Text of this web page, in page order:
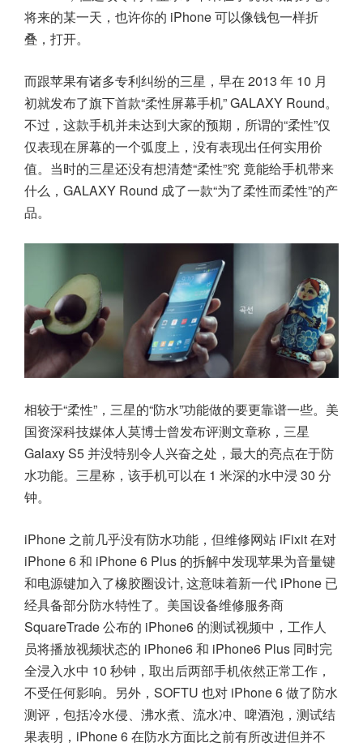
将来的某一天，也许你的 iPhone 可以像钱包一样折
叠，打开。
而跟苹果有诸多专利纠纷的三星，早在 2013 年 10 月
初就发布了旗下首款“柔性屏幕手机” GALAXY Round。
不过，这款手机并未达到大家的预期，所谓的“柔性”仅
仅表现在屏幕的一个弧度上，没有表现出任何实用价
值。当时的三星还没有想清楚“柔性”究 竟能给手机带来
什么，GALAXY Round 成了一款“为了柔性而柔性”的产
品。
相较于“柔性”，三星的“防水”功能做的要更靠谱一些。美
国资深科技媒体人莫博士曾发布评测文章称，三星
Galaxy S5 并没特别令人兴奋之处，最大的亮点在于防
水功能。三星称，该手机可以在 1 米深的水中浸 30 分
钟。
iPhone 之前几乎没有防水功能，但维修网站 iFixit 在对
iPhone 6 和 iPhone 6 Plus 的拆解中发现苹果为音量键
和电源键加入了橡胶圈设计, 这意味着新一代 iPhone 已
经具备部分防水特性了。美国设备维修服务商
SquareTrade 公布的 iPhone6 的测试视频中，工作人
员将播放视频状态的 iPhone6 和 iPhone6 Plus 同时完
全浸入水中 10 秒钟，取出后两部手机依然正常工作，
不受任何影响。另外，SOFTU 也对 iPhone 6 做了防水
测评，包括冷水侵、沸水煮、流水冲、啤酒泡，测试结
果表明，iPhone 6 在防水方面比之前有所改进但并不